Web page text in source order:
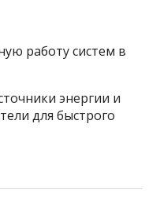
работу систем в
энергии и
для быстрого